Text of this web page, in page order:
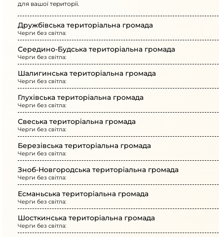
для вашої території.
Дружбівська територіальна громада
Черги без світла:
Середино-Будська територіальна громада
Черги без світла:
Шалигинська територіальна громада
Черги без світла:
Глухівська територіальна громада
Черги без світла:
Свеська територіальна громада
Черги без світла:
Березівська територіальна громада
Черги без світла:
Зноб-Новгородська територіальна громада
Черги без світла:
Есманьська територіальна громада
Черги без світла:
Шосткинська територіальна громада
Черги без світла: